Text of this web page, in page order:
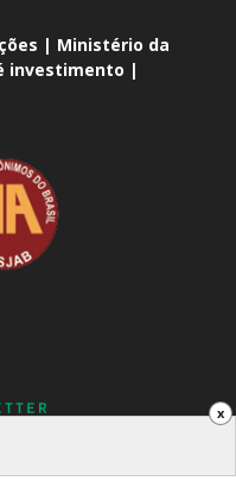
x
| Ministério da
investimento |